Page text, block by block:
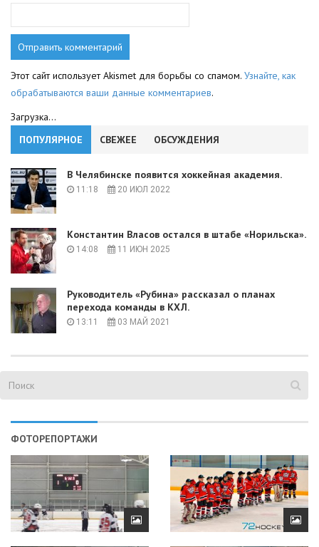
Этот сайт использует Akismet для борьбы со спамом. Узнайте, как
обрабатываются ваши данные комментариев.
Загрузка...
ПОПУЛЯРНОЕ
СВЕЖЕЕ ОБСУЖДЕНИЯ
В Челябинске появится хоккейная академия.
11:18 20 ИЮЛ 2022
Константин Власов остался в штабе «Норильска».
14:08 11 ИЮН 2025
Руководитель «Рубина» рассказал о планах
перехода команды в КХЛ.
13:11 03 МАЙ 2021
ФОТОРЕПОРТАЖИ